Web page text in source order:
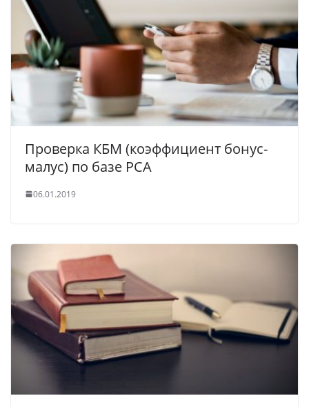
Проверка КБМ (коэффициент бонус-
малус) по базе РСА
06.01.2019